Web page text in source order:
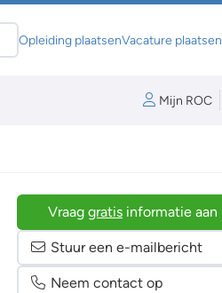
Opleiding plaatsenVacature plaatsen
Mijn ROC
Vraag gratis informatie aan
Stuur een e-mailbericht
Neem contact op